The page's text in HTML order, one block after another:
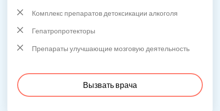
Комплекс препаратов детоксикации алкоголя
Гепатропротекторы
Препараты улучшающие мозговую деятельность
Вызвать врача